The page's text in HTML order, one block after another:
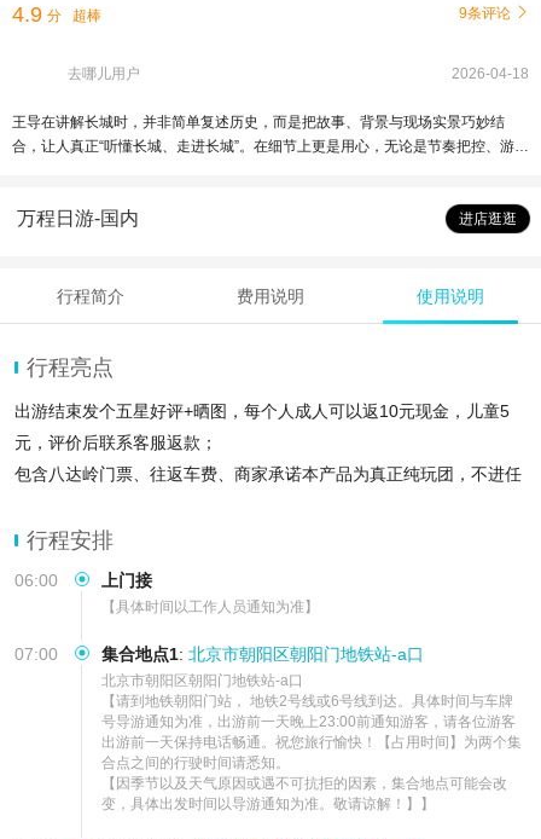
4.9 分 超棒 9条评论 
去哪儿用户 2026-04-18
王导在讲解长城时，并非简单复述历史，而是把故事、背景与现场实景巧妙结
合，让人真正“听懂长城、走进长城”。在细节上更是用心，无论是节奏把控、游客
万程日游-国内 进店逛逛
行程简介 费用说明 使用说明
行程亮点
出游结束发个五星好评+晒图，每个人成人可以返10元现金，儿童5
元，评价后联系客服返款；
包含八达岭门票、往返车费、商家承诺本产品为真正纯玩团，不进任
大巴团价格实惠性价比高有导游服务；私家团时间自由上门接送老幼
出行无忧
行程安排
06:00 上门接
【具体时间以工作人员通知为准】
07:00 集合地点1: 北京市朝阳区朝阳门地铁站-a口
北京市朝阳区朝阳门地铁站-a口
【请到地铁朝阳门站， 地铁2号线或6号线到达。具体时间与车牌
号导游通知为准，出游前一天晚上23:00前通知游客，请各位游客
出游前一天保持电话畅通。祝您旅行愉快！【占用时间】为两个集
合点之间的行驶时间请悉知。
【因季节以及天气原因或遇不可抗拒的因素，集合地点可能会改
变，具体出发时间以导游通知为准。敬请谅解！】】